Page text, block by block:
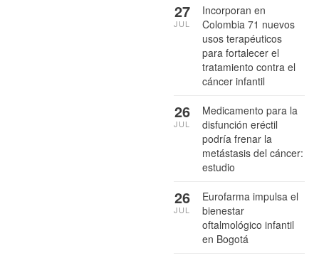
Incorporan en
Colombia 71 nuevos
usos terapéuticos
para fortalecer el
tratamiento contra el
cáncer infantil
27
JUL
Medicamento para la
disfunción eréctil
podría frenar la
metástasis del cáncer:
estudio
26
JUL
Eurofarma impulsa el
bienestar
oftalmológico infantil
en Bogotá
26
JUL